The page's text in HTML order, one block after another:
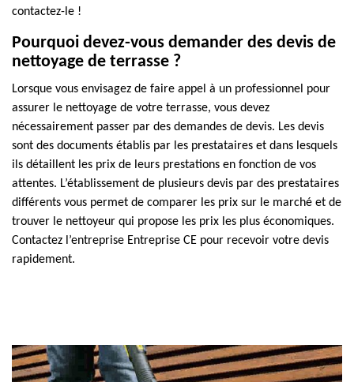
contactez-le !
Pourquoi devez-vous demander des devis de
nettoyage de terrasse ?
Lorsque vous envisagez de faire appel à un professionnel pour
assurer le nettoyage de votre terrasse, vous devez
nécessairement passer par des demandes de devis. Les devis
sont des documents établis par les prestataires et dans lesquels
ils détaillent les prix de leurs prestations en fonction de vos
attentes. L’établissement de plusieurs devis par des prestataires
différents vous permet de comparer les prix sur le marché et de
trouver le nettoyeur qui propose les prix les plus économiques.
Contactez l’entreprise Entreprise CE pour recevoir votre devis
rapidement.